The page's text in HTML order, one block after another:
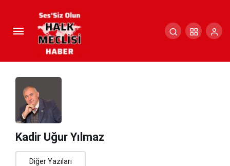
Kadir Uğur Yılmaz
Diğer Yazıları
Yeni Dönem: Böl ve Yönet
Yorum Yap